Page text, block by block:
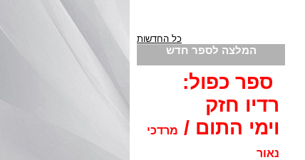
כל החדשות
המלצה לספר חדש
ספר כפול:
רדיו חזק
וימי התום / מרדכי
נאור